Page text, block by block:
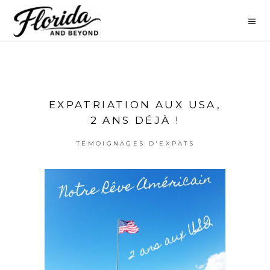
EXPATRIATION AUX USA,
2 ANS DÉJÀ !
TÉMOIGNAGES D'EXPATS